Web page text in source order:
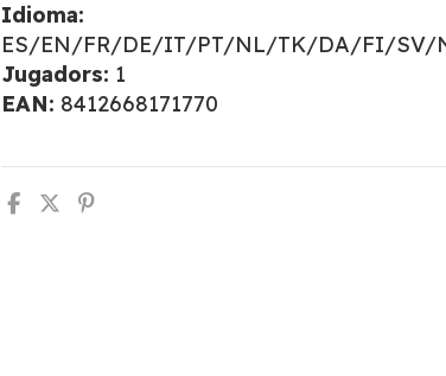
Idioma:
ES/EN/FR/DE/IT/PT/NL/TK/DA/FI/SV/
Jugadors: 1
EAN: 8412668171770